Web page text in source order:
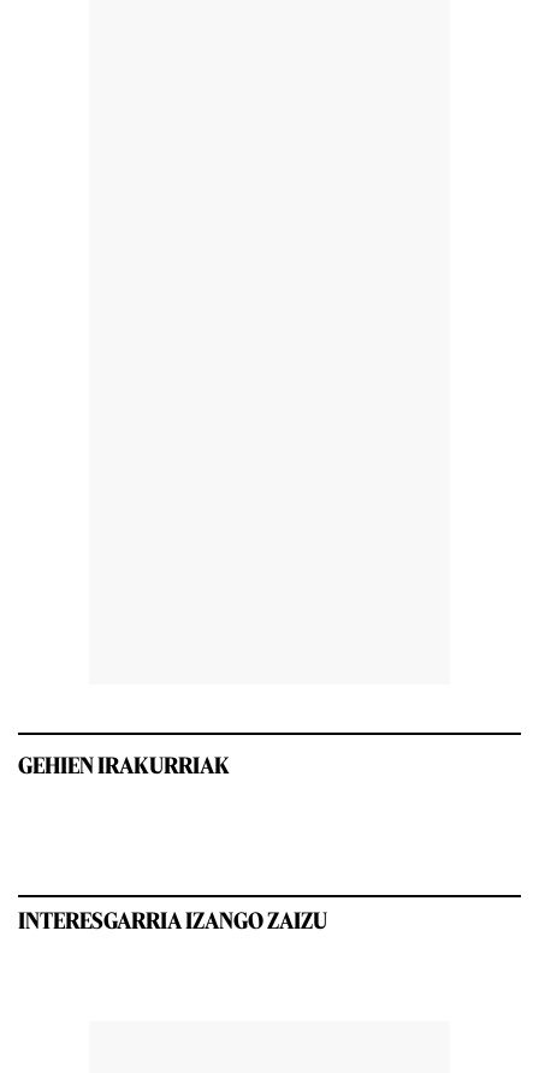
GEHIEN IRAKURRIAK
INTERESGARRIA IZANGO ZAIZU